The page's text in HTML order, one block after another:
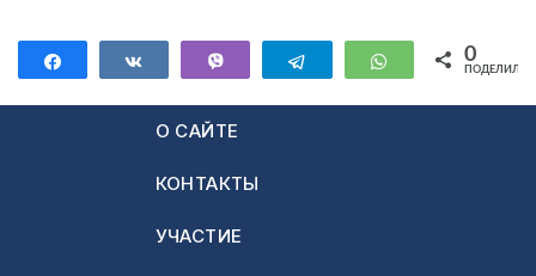
ПоделитьсяПоделиться Telegram WhatsApp
0
О САЙТЕ
КОНТАКТЫ
УЧАСТИЕ